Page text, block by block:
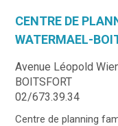
CENTRE DE
WATERMAEL-
Avenue Léopold
BOITSFORT
02/673.39.34
Centre de planning